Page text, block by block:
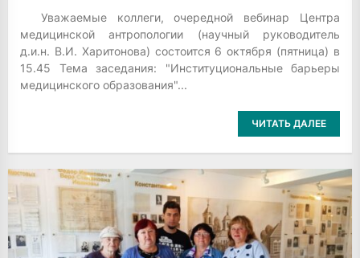
Уважаемые коллеги, очередной вебинар Центра
медицинской антропологии (научный руководитель
д.и.н. В.И. Харитонова) состоится 6 октября (пятница) в
15.45 Тема заседания: "Институциональные барьеры
медицинского образования"...
ЧИТАТЬ ДАЛЕЕ